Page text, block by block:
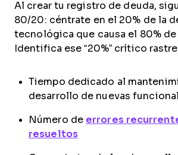
Al crear tu registro de deuda,
80/20: céntrate en el 20% de la
tecnológica que causa el 80%
Identifica ese “20%” crítico
Tiempo dedicado al
desarrollo de nuevas
Número de errores
resueltos